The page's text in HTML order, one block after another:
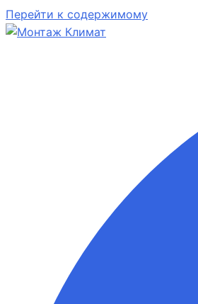
Перейти к содержимому